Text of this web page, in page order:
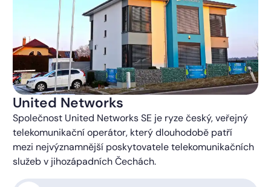
United Networks
Společnost United Networks SE je ryze český, veřejný
telekomunikační operátor, který dlouhodobě patří
mezi nejvýznamnější poskytovatele telekomunikačních
služeb v jihozápadních Čechách.